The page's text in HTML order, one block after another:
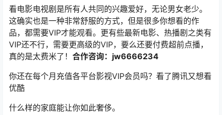
看电影电视剧是所有人共同的兴趣爱好，无论男女老少。
这确实也是一种非常舒服的方式，但是很多你想看的作
品，都需要VIP才能观看。更有些最新电影、热播剧之类有
VIP还不行，需要更高级的VIP，要么还要付费超前点播，
真的是太费米了！ 合作咨询：jw6666234
你还在每个月充值各平台影视VIP会员吗？看了腾讯又想看
优酷
什么样的家庭能让你如此奢侈。